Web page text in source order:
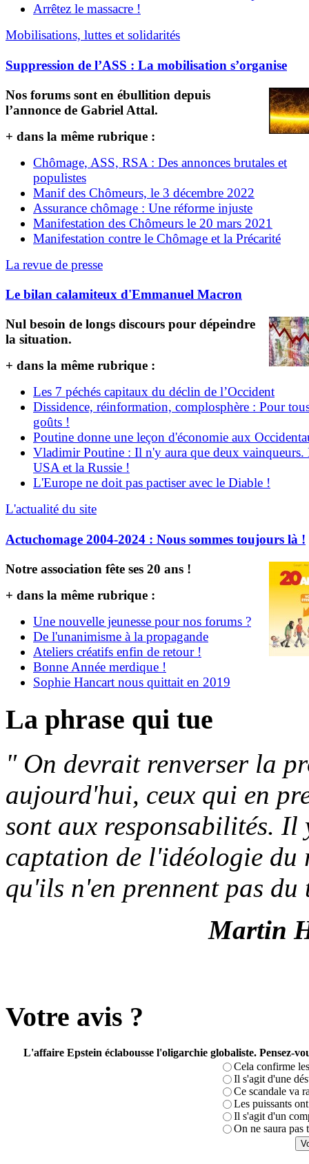
Arrêtez le massacre !
Mobilisations, luttes et solidarités
Suppression de l’ASS : La mobilisation s’organise
Nos forums sont en ébullition depuis
l’annonce de Gabriel Attal.
+ dans la même rubrique :
Chômage, ASS, RSA : Des annonces brutales et
populistes
Manif des Chômeurs, le 3 décembre 2022
Assurance chômage : Une réforme injuste
Manifestation des Chômeurs le 20 mars 2021
Manifestation contre le Chômage et la Précarité
La revue de presse
Le bilan calamiteux d'Emmanuel Macron
Nul besoin de longs discours pour dépeindre
la situation.
+ dans la même rubrique :
Les 7 péchés capitaux du déclin de l’Occident
Dissidence, réinformation, complosphère : Pour
goûts !
Poutine donne une leçon d'économie aux
Vladimir Poutine : Il n'y aura que deux vainqueurs.
USA et la Russie !
L'Europe ne doit pas pactiser avec le Diable !
L'actualité du site
Actuchomage 2004-2024 : Nous sommes toujours là !
Notre association fête ses 20 ans !
+ dans la même rubrique :
Une nouvelle jeunesse pour nos forums ?
De l'unanimisme à la propagande
Ateliers créatifs enfin de retour !
Bonne Année merdique !
Sophie Hancart nous quittait en 2019
La phrase qui tue
" On devrait renverser la
aujourd'hui, ceux qui en
sont aux responsabilités. Il
captation de l'idéologie du
qu'ils n'en prennent pas du
Martin
Votre avis ?
L'affaire Epstein éclabousse l'oligarchie globaliste. Pensez-
Cela confirme
Il s'agit d'une
Ce scandale va
Les puissants
Il s'agit d'un
On ne saura pas